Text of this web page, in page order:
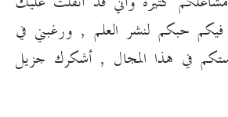
حبكم لنشر العلم , ورغبني في
في هذا المجال , أشكرك جزيل